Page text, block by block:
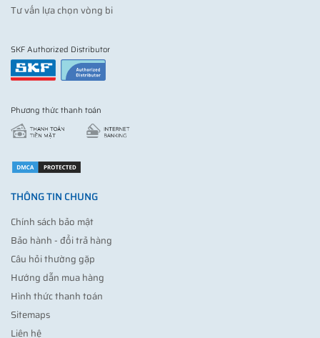
Tư vấn lựa chọn vòng bi
SKF Authorized Distributor
Phương thức thanh toán
THÔNG TIN CHUNG
Chính sách bảo mật
Bảo hành - đổi trả hàng
Câu hỏi thường gặp
Hướng dẫn mua hàng
Hình thức thanh toán
Sitemaps
Liên hệ